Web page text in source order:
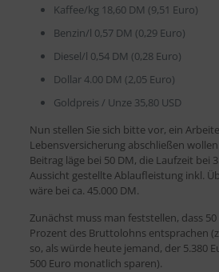
Kaffee/kg 18,60 DM (9,51 Euro)
Benzin/l 0,57 DM (0,29 Euro)
Diesel/l 0,54 DM (0,28 Euro)
Dollar 4.00 DM (2,05 Euro)
Goldpreis / Unze 35,80 USD
Nun stellen Sie sich bitte vor, ein
Lebensversicherung abschließen
Beitrag läge bei 50 DM, die Laufzeit bei
Aussicht gestellte Ablaufleistung inkl.
wäre bei ca. 45.000 DM.
Zunächst muss man feststellen, dass
Prozent des Bruttolohns entsprachen
so, als würde heute jemand, der 5.380
500 Euro monatlich sparen).